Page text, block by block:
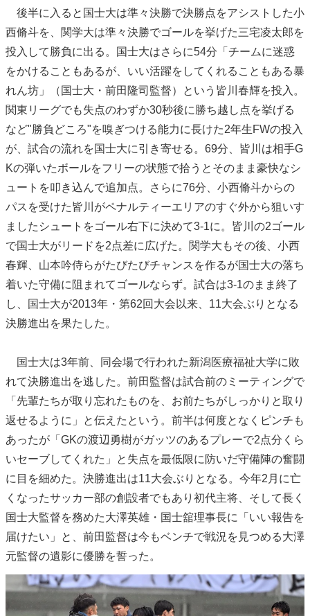
後半に入ると国士大は準々決勝で決勝点をアシストした小
西脩斗を、関学大は準々決勝でゴールを挙げた三宅凌太郎を
投入して勝負に出る。国士大はさらに54分「チームに迷惑
をかけることもあるが、いい活躍をしてくれることもある暴
れん坊」（国士大・前田隆司監督）という皆川春輝を投入。
関東リーグでも失点のわずか30秒後に勝ち越し点を挙げる
など"勝負どころ"を嗅ぎつける能力に長けた2年生FWの投入
が、試合の流れを国士大に引き寄せる。69分、皆川は相手G
Kの弾いたボールをフリーの状態で拾うとそのまま豪快なシ
ュートを叩き込んで追加点。さらに76分、小西脩斗からの
パスを受けた皆川がペナルティーエリアのすぐ外から狙いす
ましたシュートをゴール右下に決めて3-1に。皆川の2ゴール
で国士大がリードを2点差に広げた。関学大もその後、小西
春輝、山本吟侍らがたびたびチャンスを作るが国士大の落ち
着いた守備に阻まれてゴールならず。試合は3-1のまま終了
し、国士大が2013年・第62回大会以来、11大会ぶりとなる
決勝進出を果たした。
国士大は3年前、同会場で行われた新潟医療福祉大学に敗
れて決勝進出を逃した。前田監督は試合前のミーティングで
「先輩たちが取り忘れたものを、お前たちがしっかりと取り
返せるように」と伝えたという。前半は何度となくピンチも
あったが「GKの渡辺勇樹がガッツのあるプレーで2点分くら
いセーブしてくれた」と失点を最低限に防いだ守備陣の奮闘
に目を細めた。決勝進出は11大会ぶりとなる。今年2月に亡
くなったサッカー部の創設者でもあり初代主将、そして長く
国士大監督を務めた大澤英雄・国士舘理事長に「いい報告を
届けたい」と、前田監督は今もベンチで戦況を見つめる大澤
元監督の遺影に優勝を誓った。